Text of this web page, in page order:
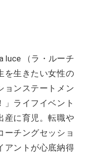
（ラ・ルーチ
を生きたい女性の
ョンステートメン
」ライフイベント
産に育児。転職や
ーチングセッショ
アントが心底納得